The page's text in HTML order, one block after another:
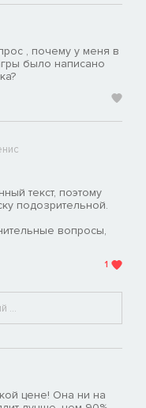
, почему у меня в
было написано
текст, поэтому
подозрительной.
вопросы,
1
цене! Она ни на